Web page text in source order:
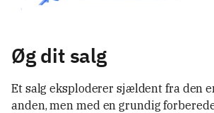
Øg dit salg
Et salg eksploderer sjældent fra den
anden, men med en grundig